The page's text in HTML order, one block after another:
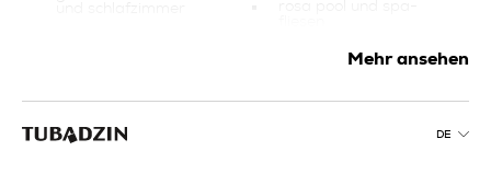
graue balkon und
goldene fliesen fürMehr ansehen
DE